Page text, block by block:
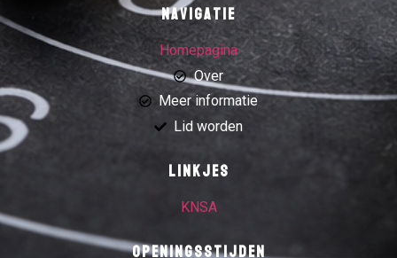
Navigatie
Homepagina
Over
Meer informatie
Lid worden
Linkjes
KNSA
Openingsstijden